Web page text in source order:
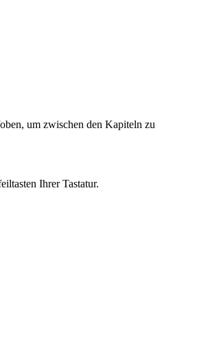
um zwischen den Kapiteln zu
Ihrer Tastatur.